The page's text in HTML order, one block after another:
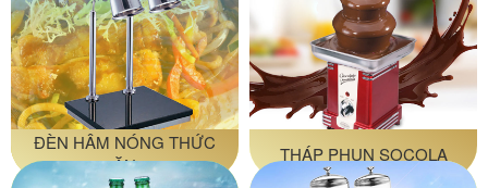
ĐÈN HÂM NÓNG THỨC
ĂN
THÁP PHUN SOCOLA